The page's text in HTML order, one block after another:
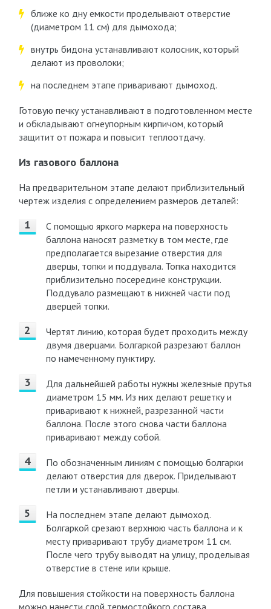
ближе ко дну емкости проделывают отверстие
(диаметром 11 см) для дымохода;
внутрь бидона устанавливают колосник, который
делают из проволоки;
на последнем этапе приваривают дымоход.
Готовую печку устанавливают в подготовленном месте
и обкладывают огнеупорным кирпичом, который
защитит от пожара и повысит теплоотдачу.
Из газового баллона
На предварительном этапе делают приблизительный
чертеж изделия с определением размеров деталей:
С помощью яркого маркера на поверхность
баллона наносят разметку в том месте, где
предполагается вырезание отверстия для
дверцы, топки и поддувала. Топка находится
приблизительно посередине конструкции.
Поддувало размещают в нижней части под
дверцей топки.
Чертят линию, которая будет проходить между
двумя дверцами. Болгаркой разрезают баллон
по намеченному пунктиру.
Для дальнейшей работы нужны железные прутья
диаметром 15 мм. Из них делают решетку и
приваривают к нижней, разрезанной части
баллона. После этого снова части баллона
приваривают между собой.
По обозначенным линиям с помощью болгарки
делают отверстия для дверок. Приделывают
петли и устанавливают дверцы.
На последнем этапе делают дымоход.
Болгаркой срезают верхнюю часть баллона и к
месту приваривают трубу диаметром 11 см.
После чего трубу выводят на улицу, проделывая
отверстие в стене или крыше.
Для повышения стойкости на поверхность баллона
можно нанести слой термостойкого состава.